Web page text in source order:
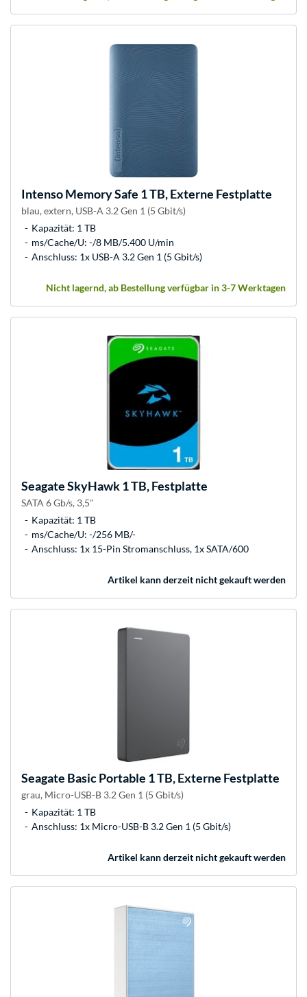
IntensoMemory Safe 1 TB, Externe Festplatte
blau, extern, USB-A 3.2 Gen 1 (5 Gbit/s)
Kapazität: 1 TB
ms/Cache/U: -/8 MB/5.400 U/min
Anschluss: 1x USB-A 3.2 Gen 1 (5 Gbit/s)
Nicht lagernd, ab Bestellung verfügbar in 3-7 Werktagen
SeagateSkyHawk 1 TB, Festplatte
SATA 6 Gb/s, 3,5"
Kapazität: 1 TB
ms/Cache/U: -/256 MB/-
Anschluss: 1x 15-Pin Stromanschluss, 1x SATA/600
Artikel kann derzeit nicht gekauft werden
Seagate Basic Portable 1 TB, Externe Festplatte
grau, Micro-USB-B 3.2 Gen 1 (5 Gbit/s)
Kapazität: 1 TB
Anschluss: 1x Micro-USB-B 3.2 Gen 1 (5 Gbit/s)
Artikel kann derzeit nicht gekauft werden